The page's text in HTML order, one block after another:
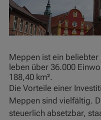
Meppen ist ein
leben über 36.000
188,40 km².
Die Vorteile einer
Meppen sind vielfältig.
steuerlich absetzbar,